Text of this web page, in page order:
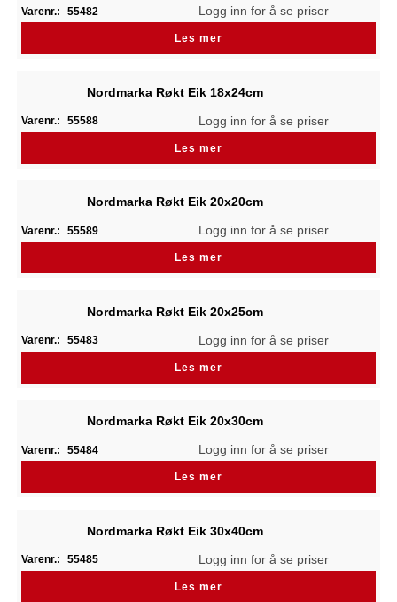
Varenr.: 55482 Logg inn for å se priser
Les mer
Nordmarka Røkt Eik 18x24cm
Varenr.: 55588 Logg inn for å se priser
Les mer
Nordmarka Røkt Eik 20x20cm
Varenr.: 55589 Logg inn for å se priser
Les mer
Nordmarka Røkt Eik 20x25cm
Varenr.: 55483 Logg inn for å se priser
Les mer
Nordmarka Røkt Eik 20x30cm
Varenr.: 55484 Logg inn for å se priser
Les mer
Nordmarka Røkt Eik 30x40cm
Varenr.: 55485 Logg inn for å se priser
Les mer